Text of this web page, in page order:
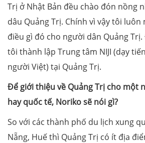
Trị ở Nhật Bản đều chào đón nồng
dâu Quảng Trị. Chính vì vậy tôi
điều gì đó cho người dân Quảng
tôi thành lập Trung tâm NIJI (dạy
người Việt) tại Quảng Trị.
Để giới thiệu về Quảng Trị cho một
hay quốc tế, Noriko sẽ nói gì?
So với các thành phố du lịch xung
Nẵng, Huế thì Quảng Trị có ít địa